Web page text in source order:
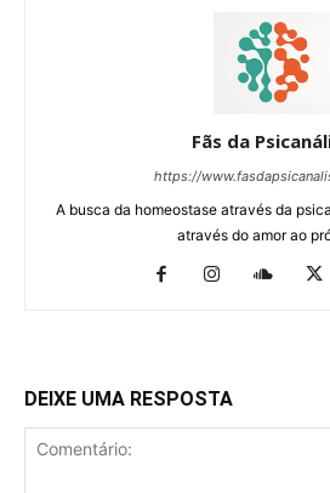
Fãs da
https://
A busca da homeostase através da
através do amor ao
DEIXE UMA RESPOSTA